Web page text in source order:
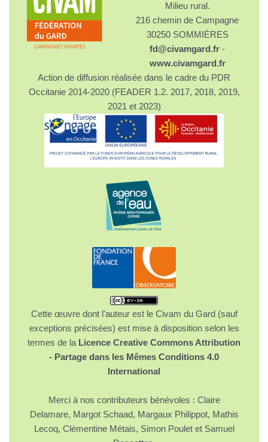
Milieu rural.
216 chemin de Campagne
30250 SOMMIÈRES
fd@civamgard.fr -
www.civamgard.fr
Action de diffusion réalisée dans le cadre du PDR
Occitanie 2014-2020 (FEADER 1.2. 2017, 2018, 2019,
2021 et 2023)
Cette œuvre dont l'auteur est le Civam du Gard (sauf
exceptions précisées) est mise à disposition selon les
termes de la Licence Creative Commons Attribution
- Partage dans les Mêmes Conditions 4.0
International
Merci à nos contributeurs bénévoles : Claire
Delamare, Margot Schaad, Margaux Philippot, Mathis
Lecoq, Clémentine Métais, Simon Poulet et Samuel